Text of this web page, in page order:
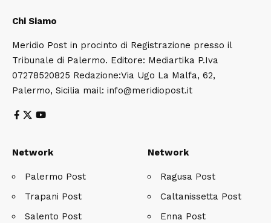
Chi Siamo
Meridio Post in procinto di Registrazione presso il
Tribunale di Palermo. Editore: Mediartika P.Iva
07278520825 Redazione:Via Ugo La Malfa, 62,
Palermo, Sicilia mail: info@meridiopost.it
Network
Palermo Post
Trapani Post
Salento Post
Network
Ragusa Post
Caltanissetta Post
Enna Post